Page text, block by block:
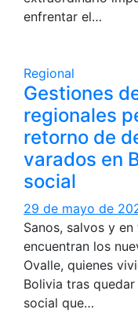
enfrentar el…
Regional
Gestiones
regionales
retorno de
varados en
social
29 de mayo de
Sanos, salvos y
encuentran los
Ovalle, quienes
Bolivia tras
social que…